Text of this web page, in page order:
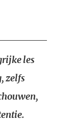
les
zelfs